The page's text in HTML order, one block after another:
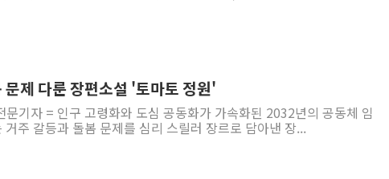
동해시, 11~14일 '별똥별 멍'
강원 중·남부 동해안 시간당
청양 밭에서 일하던 90대 숨
폭염에 車 운전면허 기능시험
제 다룬 장편소설 '토마토 정원'
기자 = 인구 고령화와 도심 공동화가 가속화된 2032년의 공동체 임
주 갈등과 돌봄 문제를 심리 스릴러 장르로 담아낸 장...